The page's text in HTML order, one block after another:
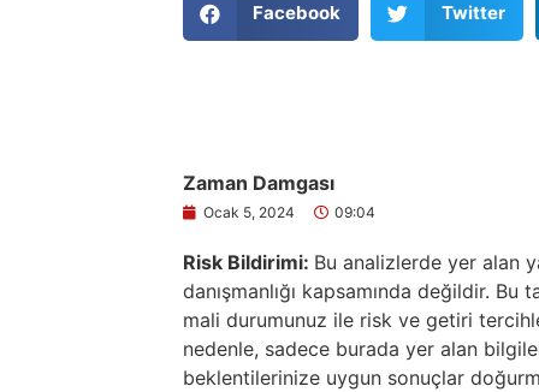
Facebook Twitter
Zaman Damgası
Ocak 5, 2024 09:04
Risk Bildirimi: Bu analizlerde yer alan
danışmanlığı kapsamında değildir.
mali durumunuz ile risk ve getiri
nedenle, sadece burada yer alan
beklentilerinize uygun sonuçlar